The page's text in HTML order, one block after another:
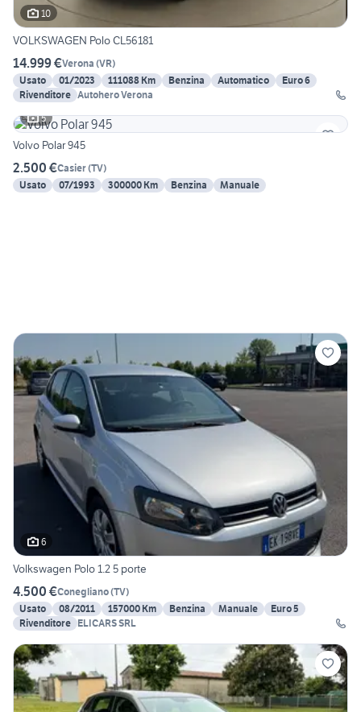
10
VOLKSWAGEN Polo CL56181
14.999 €Verona (VR)
Usato
01/2023 111088 Km Benzina Automatico
Euro 6
Rivenditore Autohero Verona
5
Volvo Polar 945
2.500 €Casier(TV)
Usato
07/1993 300000 Km Benzina Manuale
6
Volkswagen Polo 1.2 5 porte
4.500 €Conegliano(TV)
Usato
08/2011 157000 Km Benzina Manuale
Euro 5
Rivenditore ELICARS SRL